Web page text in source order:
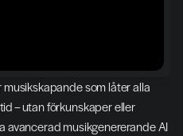
som låter alla
– utan förkunskaper eller
avancerad musikgenererande AI